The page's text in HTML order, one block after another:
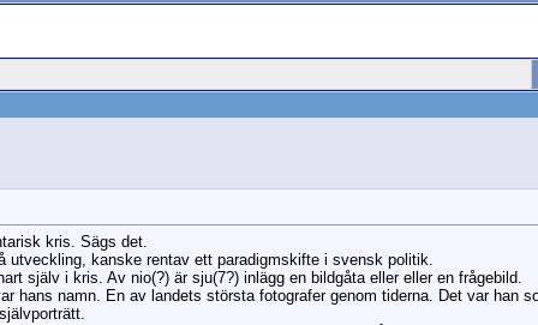
kris. Sägs det.
utveckling, kanske rentav ett paradigmskifte i svensk politik.
själv i kris. Av nio(?) är sju(7?) inlägg en bildgåta eller eller en frågebild.
hans namn. En av landets största fotografer genom tiderna. Det var han